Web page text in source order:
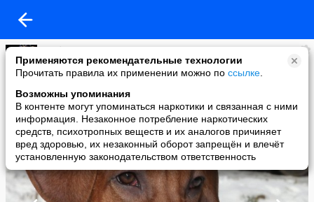
Применяются рекомендательные технологии
Прочитать правила их применении можно по ссылке
Возможны упоминания
В контенте могут упоминаться наркотики и связанная с ними
информация. Незаконное потребление наркотических
средств, психотропных веществ и их аналогов причиняет
вред здоровью, их незаконный оборот запрещён и влечёт
установленную законодательством ответственность
Любовь Платко
added a photo
29 Apr в 11:21